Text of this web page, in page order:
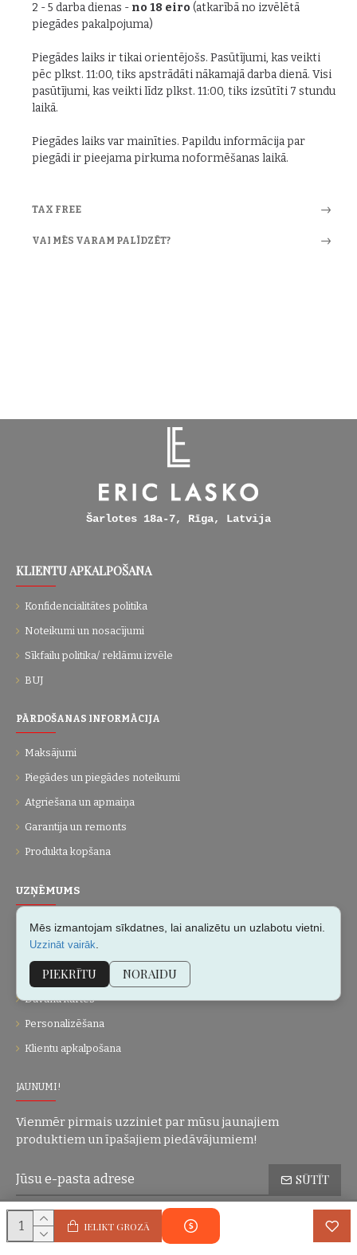
IELIKT GROZĀ
2 - 5 darba dienas - no 18 eiro (atkarībā no izvēlētā
piegādes pakalpojuma)
Piegādes laiks ir tikai orientējošs. Pasūtījumi, kas veikti
pēc plkst. 11:00, tiks apstrādāti nākamajā darba dienā. Visi
pasūtījumi, kas veikti līdz plkst. 11:00, tiks izsūtīti 7 stundu
laikā.
Piegādes laiks var mainīties. Papildu informācija par
piegādi ir pieejama pirkuma noformēšanas laikā.
TAX FREE
VAI MĒS VARAM PALĪDZĒT?
Šarlotes 18a-7, Rīga, Latvija
KLIENTU APKALPOŠANA
Konfidencialitātes politika
Noteikumi un nosacījumi
Sīkfailu politika/ reklāmu izvēle
BUJ
PĀRDOŠANAS INFORMĀCIJA
Maksājumi
Piegādes un piegādes noteikumi
Atgriešana un apmaiņa
Garantija un remonts
Produkta kopšana
UZŅĒMUMS
Par mums
Kontakti
Vietnes karte
Dāvanu kartes
Personalizēšana
Klientu apkalpošana
JAUNUMI!
Vienmēr pirmais uzziniet par mūsu jaunajiem
produktiem un īpašajiem piedāvājumiem!
SŪTĪT
Esmu iepazinies(-usies) ar sadaļu Konfidencialitātes politika
piekrītu visiem minētajiem noteikumiem
Mēs izmantojam sīkdatnes, lai analizētu un uzlabotu vietni.
Uzzināt vairāk
PIEKRĪTU NORAIDU